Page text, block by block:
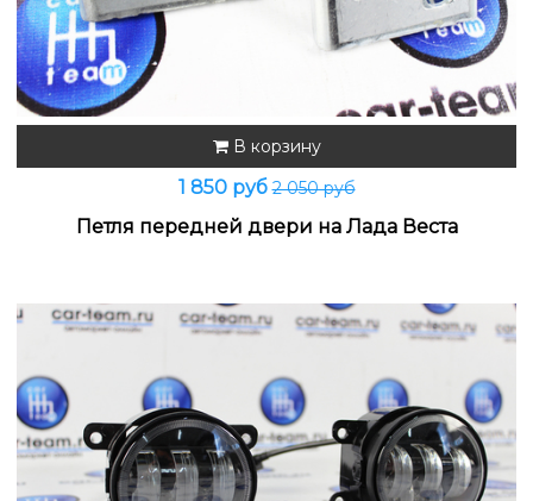
В корзину
1 850 руб2 050 руб
Петля передней двери на Лада Веста